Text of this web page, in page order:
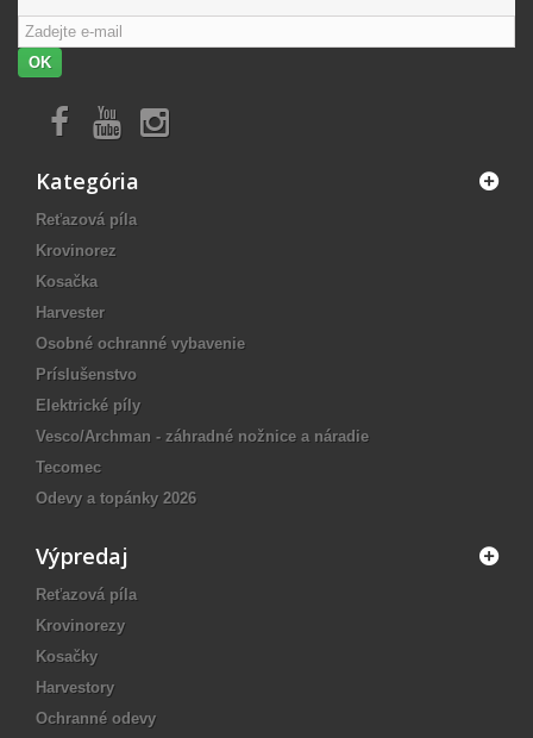
OK
Kategória
Reťazová píla
Krovinorez
Kosačka
Harvester
Osobné ochranné vybavenie
Príslušenstvo
Elektrické píly
Vesco/Archman - záhradné nožnice a náradie
Tecomec
Odevy a topánky 2026
Výpredaj
Reťazová píla
Krovinorezy
Kosačky
Harvestory
Ochranné odevy